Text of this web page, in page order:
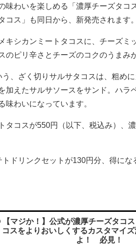
わいを楽しめる「濃厚チーズタコ
コス」も同日から、新発売されます。
シカンミートタコスに、チーズミ
のピリ辛さとチーズのコクのうまみ
、ざく切りサルサタコスは、粗め
加えたサルサソースをサンド。ハラ
味わいになっています。
コスが550円（以下、税込み）、
ドリンクセットが130円分、得にな
【マジか！】公式が濃厚チーズタコ
コスをよりおいしくするカスタマイ
よ！ 必見！